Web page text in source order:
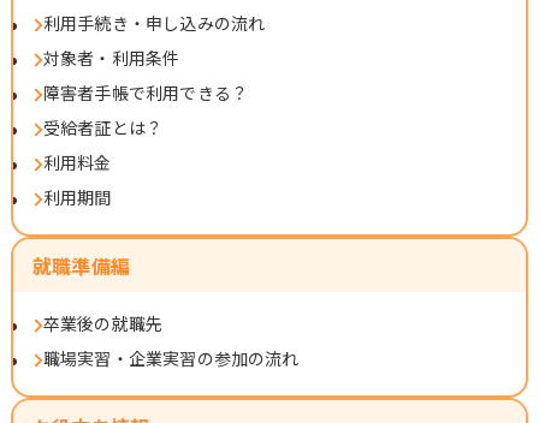
利用手続き・申し込みの流れ
対象者・利用条件
障害者手帳で利用できる？
受給者証とは？
利用料金
利用期間
就職準備編
卒業後の就職先
職場実習・企業実習の参加の流れ